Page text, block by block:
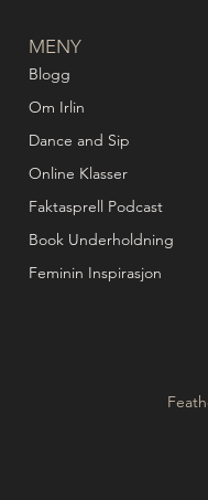
MENY
Blogg
Om Irlin
Dance and Sip
Online Klasser
Faktasprell Podcast
Book Underholdning
Feminin Inspirasjon